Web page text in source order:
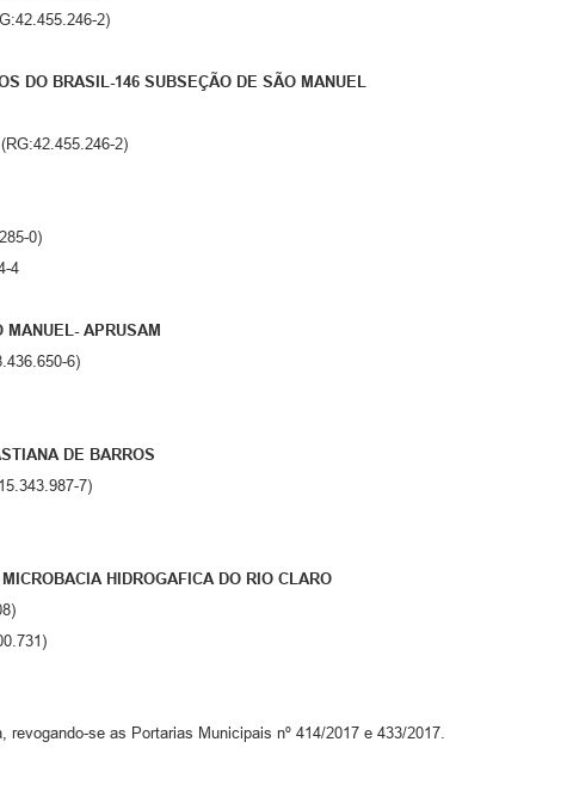
2)
DO BRASIL-146 SUBSEÇÃO DE SÃO MANUEL
2)
0)
4
MANUEL- APRUSAM
6)
DE BARROS
7)
HIDROGAFICA DO RIO CLARO
revogando-se as Portarias Municipais nº 414/2017 e 433/2017.